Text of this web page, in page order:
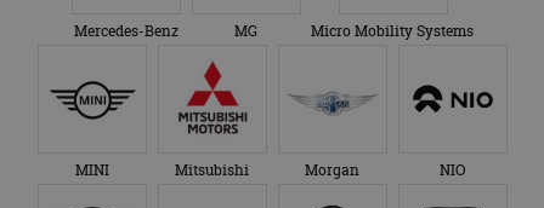
Mercedes-Benz MG Micro Mobility Systems
MINI Mitsubishi Morgan NIO